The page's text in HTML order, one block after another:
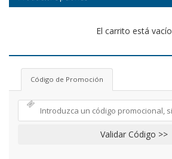
El carrito está vacío
Código de Promoción
Validar Código >>